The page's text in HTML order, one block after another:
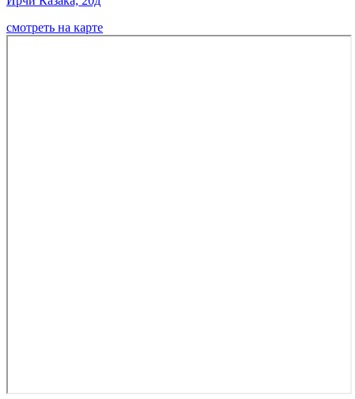
смотреть на карте